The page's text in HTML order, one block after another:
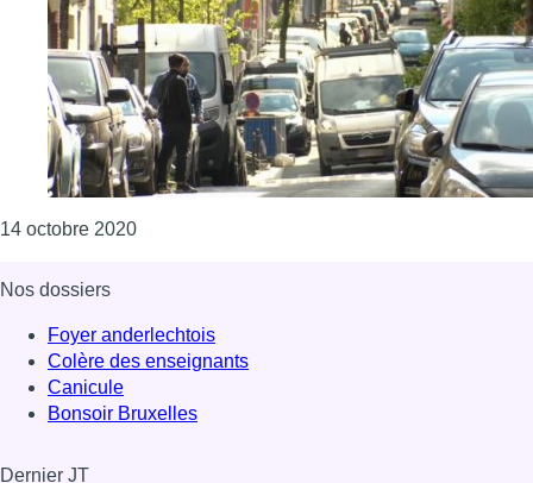
14 octobre 2020Consulter l'article "Il y a davantage de voitures
Nos dossiers
Foyer anderlechtois
Colère des enseignants
Canicule
Bonsoir Bruxelles
Dernier JT